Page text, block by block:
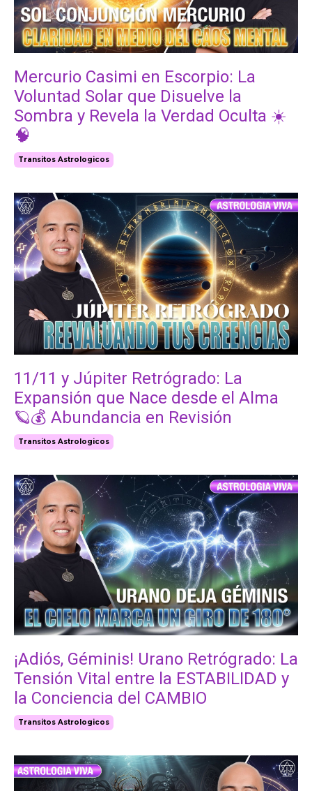
Mercurio Casimi en Escorpio: La
Voluntad Solar que Disuelve la
Sombra y Revela la Verdad Oculta ☀️
🧠
Transitos Astrologicos
11/11 y Júpiter Retrógrado: La
Expansión que Nace desde el Alma
🪐💰 Abundancia en Revisión
Transitos Astrologicos
¡Adiós, Géminis! Urano Retrógrado: La
Tensión Vital entre la ESTABILIDAD y
la Conciencia del CAMBIO
Transitos Astrologicos